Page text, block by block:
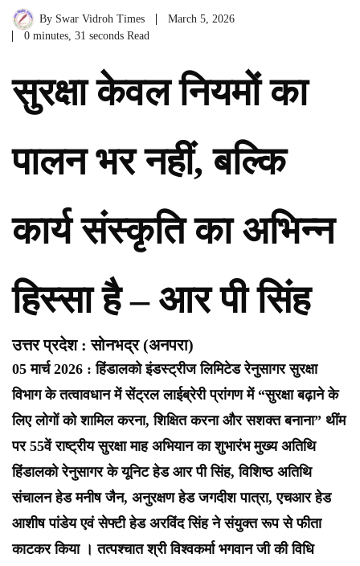
By Swar Vidroh Times
March 5, 2026
0 minutes, 31 seconds Read
सुरक्षा केवल नियमों का
पालन भर नहीं, बल्कि
कार्य संस्कृति का अभिन्न
हिस्सा है – आर पी सिंह
उत्तर प्रदेश : सोनभद्र (अनपरा)
05 मार्च 2026 : हिंडालको इंडस्ट्रीज लिमिटेड रेनुसागर सुरक्षा
विभाग के तत्वावधान में सेंट्रल लाईब्रेरी प्रांगण में “सुरक्षा बढ़ाने के
लिए लोगों को शामिल करना, शिक्षित करना और सशक्त बनाना” थींम
पर 55वें राष्ट्रीय सुरक्षा माह अभियान का शुभारंभ मुख्य अतिथि
हिंडालको रेनुसागर के यूनिट हेड आर पी सिंह, विशिष्ठ अतिथि
संचालन हेड मनीष जैन, अनुरक्षण हेड जगदीश पात्रा, एचआर हेड
आशीष पांडेय एवं सेफ्टी हेड अरविंद सिंह ने संयुक्त रूप से फीता
काटकर किया । तत्पश्चात श्री विश्वकर्मा भगवान जी की विधि